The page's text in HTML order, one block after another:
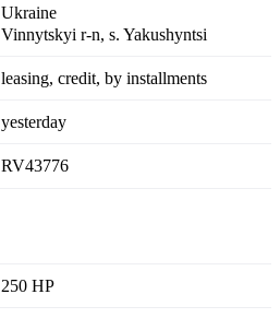
Ukraine
Vinnytskyi r-n, s. Yakushyntsi
leasing, credit, by installments
yesterday
RV43776
250 HP